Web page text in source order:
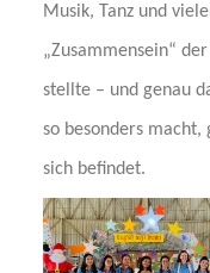
Musik, Tanz und
„Zusammensein“
stellte – und genau
so besonders
sich befindet.